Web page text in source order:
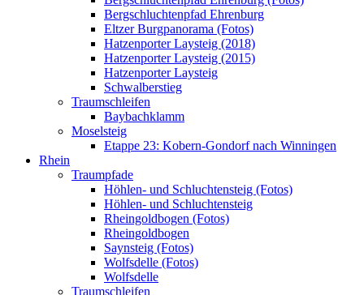
Bergschluchtenpfad Ehrenburg
Eltzer Burgpanorama (Fotos)
Hatzenporter Laysteig (2018)
Hatzenporter Laysteig (2015)
Hatzenporter Laysteig
Schwalberstieg
Traumschleifen
Baybachklamm
Moselsteig
Etappe 23: Kobern-Gondorf nach Winningen
Rhein
Traumpfade
Höhlen- und Schluchtensteig (Fotos)
Höhlen- und Schluchtensteig
Rheingoldbogen (Fotos)
Rheingoldbogen
Saynsteig (Fotos)
Wolfsdelle (Fotos)
Wolfsdelle
Traumschleifen